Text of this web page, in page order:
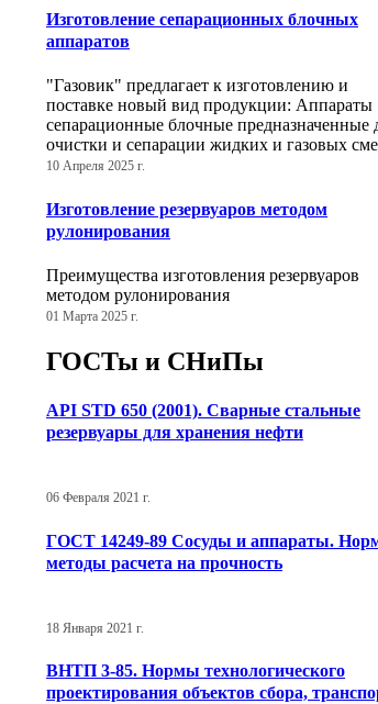
Изготовление сепарационных блочных
аппаратов
"Газовик" предлагает к изготовлению и
поставке новый вид продукции: Аппараты
сепарационные блочные предназначенные
очистки и сепарации жидких и газовых
10 Апреля 2025 г.
Изготовление резервуаров методом
рулонирования
Преимущества изготовления резервуаров
методом рулонирования
01 Марта 2025 г.
ГОСТы и СНиПы
API STD 650 (2001). Сварные стальные
резервуары для хранения нефти
06 Февраля 2021 г.
ГОСТ 14249-89 Сосуды и аппараты.
методы расчета на прочность
18 Января 2021 г.
ВНТП 3-85. Нормы технологического
проектирования объектов сбора,